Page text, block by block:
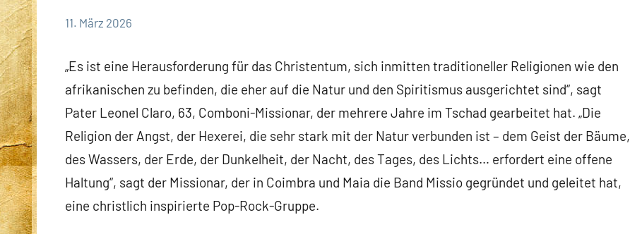
11. März 2026
„Es ist eine Herausforderung für das Christentum, sich inmitten traditioneller Religionen wie den
afrikanischen zu befinden, die eher auf die Natur und den Spiritismus ausgerichtet sind“, sagt
Pater Leonel Claro, 63, Comboni-Missionar, der mehrere Jahre im Tschad gearbeitet hat. „Die
Religion der Angst, der Hexerei, die sehr stark mit der Natur verbunden ist – dem Geist der Bäume,
des Wassers, der Erde, der Dunkelheit, der Nacht, des Tages, des Lichts… erfordert eine offene
Haltung“, sagt der Missionar, der in Coimbra und Maia die Band Missio gegründet und geleitet hat,
eine christlich inspirierte Pop-Rock-Gruppe.